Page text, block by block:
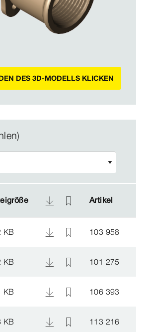
DES 3D-MODELLS KLICKEN
Artikel
Artikel
KB 103 958
KB 101 275
KB 106 393
KB 113 216